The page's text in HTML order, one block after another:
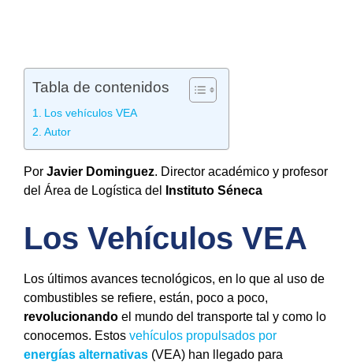
Tabla de contenidos
Los vehículos VEA
Autor
Por Javier Dominguez. Director académico y profesor
del Área de Logística del
Instituto Séneca
Los Vehículos VEA
Los últimos avances tecnológicos, en lo que al uso de
combustibles se refiere, están, poco a poco,
revolucionando el mundo del transporte tal y como lo
conocemos. Estos vehículos propulsados por
energías alternativas (VEA) han llegado para